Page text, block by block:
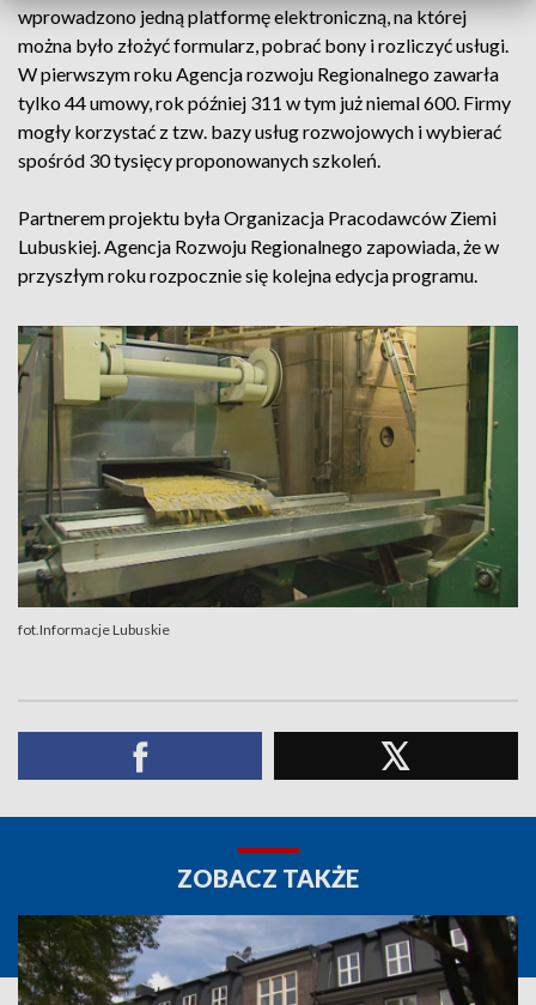
wprowadzono jedną platformę elektroniczną, na której
można było złożyć formularz, pobrać bony i rozliczyć usługi.
W pierwszym roku Agencja rozwoju Regionalnego zawarła
tylko 44 umowy, rok później 311 w tym już niemal 600. Firmy
mogły korzystać z tzw. bazy usług rozwojowych i wybierać
spośród 30 tysięcy proponowanych szkoleń.
Partnerem projektu była Organizacja Pracodawców Ziemi
Lubuskiej. Agencja Rozwoju Regionalnego zapowiada, że w
przyszłym roku rozpocznie się kolejna edycja programu.
fot.Informacje Lubuskie
ZOBACZ TAKŻE